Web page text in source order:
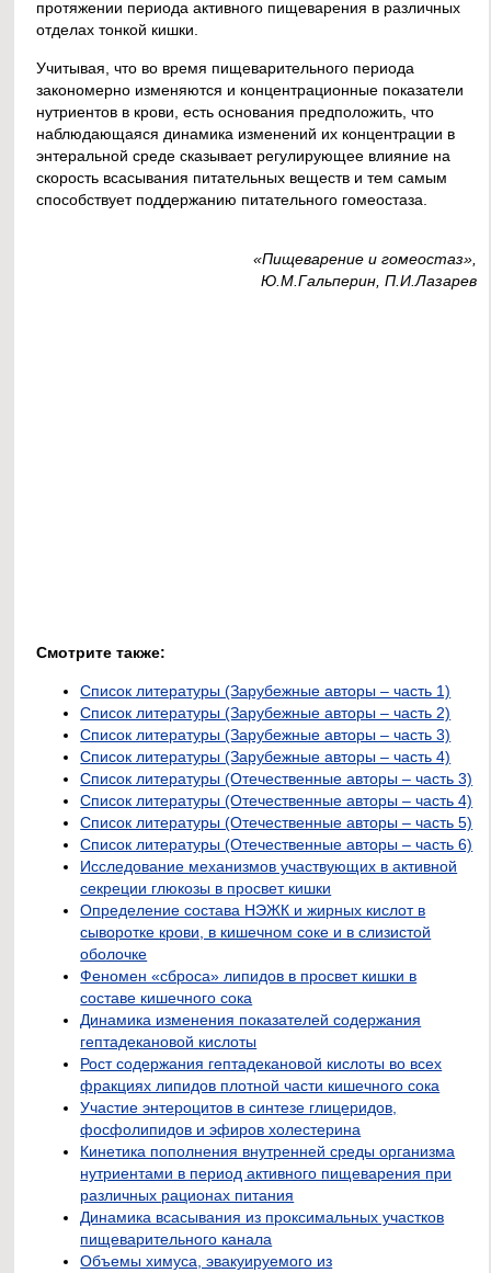
протяжении периода активного пищеварения в различных
отделах тонкой кишки.
Учитывая, что во время пищеварительного периода
закономерно изменяются и концентрационные показатели
нутриентов в крови, есть основания предположить, что
наблюдающаяся динамика изменений их концентрации в
энтеральной среде сказывает регулирующее влияние на
скорость всасывания питательных веществ и тем самым
способствует поддержанию питательного гомеостаза.
«Пищеварение и гомеостаз»,
Ю.М.Гальперин, П.И.Лазарев
Смотрите также:
Список литературы (Зарубежные авторы – часть 1)
Список литературы (Зарубежные авторы – часть 2)
Список литературы (Зарубежные авторы – часть 3)
Список литературы (Зарубежные авторы – часть 4)
Список литературы (Отечественные авторы – часть 3)
Список литературы (Отечественные авторы – часть 4)
Список литературы (Отечественные авторы – часть 5)
Список литературы (Отечественные авторы – часть 6)
Исследование механизмов участвующих в активной
секреции глюкозы в просвет кишки
Определение состава НЭЖК и жирных кислот в
сыворотке крови, в кишечном соке и в слизистой
оболочке
Феномен «сброса» липидов в просвет кишки в
составе кишечного сока
Динамика изменения показателей содержания
гептадекановой кислоты
Рост содержания гептадекановой кислоты во всех
фракциях липидов плотной части кишечного сока
Участие энтероцитов в синтезе глицеридов,
фосфолипидов и эфиров холестерина
Кинетика пополнения внутренней среды организма
нутриентами в период активного пищеварения при
различных рационах питания
Динамика всасывания из проксимальных участков
пищеварительного канала
Объемы химуса, эвакуируемого из